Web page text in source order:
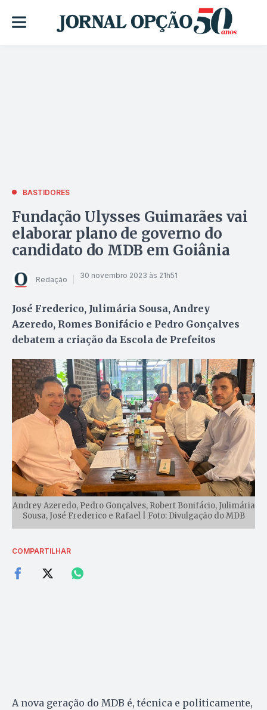
BASTIDORES
Fundação Ulysses Guimarães vai
elaborar plano de governo do
candidato do MDB em Goiânia
Redação 30 novembro 2023 às 21h51
José Frederico, Julimária Sousa, Andrey
Azeredo, Romes Bonifácio e Pedro Gonçalves
debatem a criação da Escola de Prefeitos
Andrey Azeredo, Pedro Gonçalves, Robert Bonifácio, Julimária
Sousa, José Frederico e Rafael | Foto: Divulgação do MDB
COMPARTILHAR
A nova geração do MDB é, técnica e politicamente,